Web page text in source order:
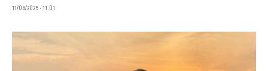
11/06/2025 • 11:01